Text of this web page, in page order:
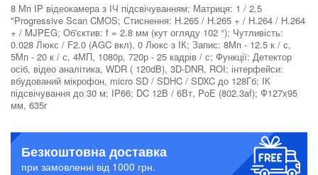
8 Мп IP відеокамера з ІЧ підсвічуванням; Матриця: 1 / 2.5
"Progressive Scan CMOS; Стиснення: Н.265 / Н.265 + / H.264 / H.264
+ / MJPEG; Об'єктив: f = 2.8 мм (кут огляду 102 °); Чутливість:
0.028 Люкс / F2.0 (AGC вкл), 0 Люкс з ІК; Запис: 8Мп - 12.5 к / с,
5Мп - 20 к / с, 4МП, 1080р, 720р - 25 кадрів / с; Функції: Детектор
осіб, відео аналітика, WDR ( 120dB), 3D-DNR, ROI; інтерфейси:
вбудований мікрофон, micro SD / SDHC / SDXC до 128Гб; ІК
підсвічування до 30 м; IP66; DC 12В / 6Вт, PoE (802.3af); Ф127х95
мм, 635г
Безкоштовна доставка
при замовленні від 1000 грн.